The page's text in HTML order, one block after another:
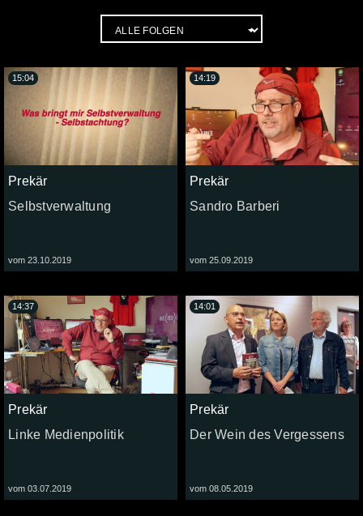
Prekär
Selbstverwaltung
vom 23.10.2019
15:04
Prekär
Sandro Barberi
vom 25.09.2019
14:19
Prekär
Linke Medienpolitik
vom 03.07.2019
14:37
Prekär
Der Wein des Vergessens
vom 08.05.2019
14:01